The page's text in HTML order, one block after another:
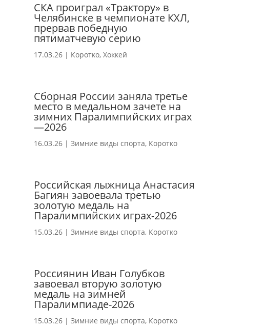
СКА проиграл «Трактору» в
Челябинске в чемпионате КХЛ,
прервав победную
пятиматчевую серию
17.03.26| Коротко, Хоккей
Сборная России заняла третье
место в медальном зачете на
зимних Паралимпийских играх
—2026
16.03.26| Зимние виды спорта, Коротко
Российская лыжница Анастасия
Багиян завоевала третью
золотую медаль на
Паралимпийских играх-2026
15.03.26| Зимние виды спорта, Коротко
Россиянин Иван Голубков
завоевал вторую золотую
медаль на зимней
Паралимпиаде-2026
15.03.26| Зимние виды спорта, Коротко